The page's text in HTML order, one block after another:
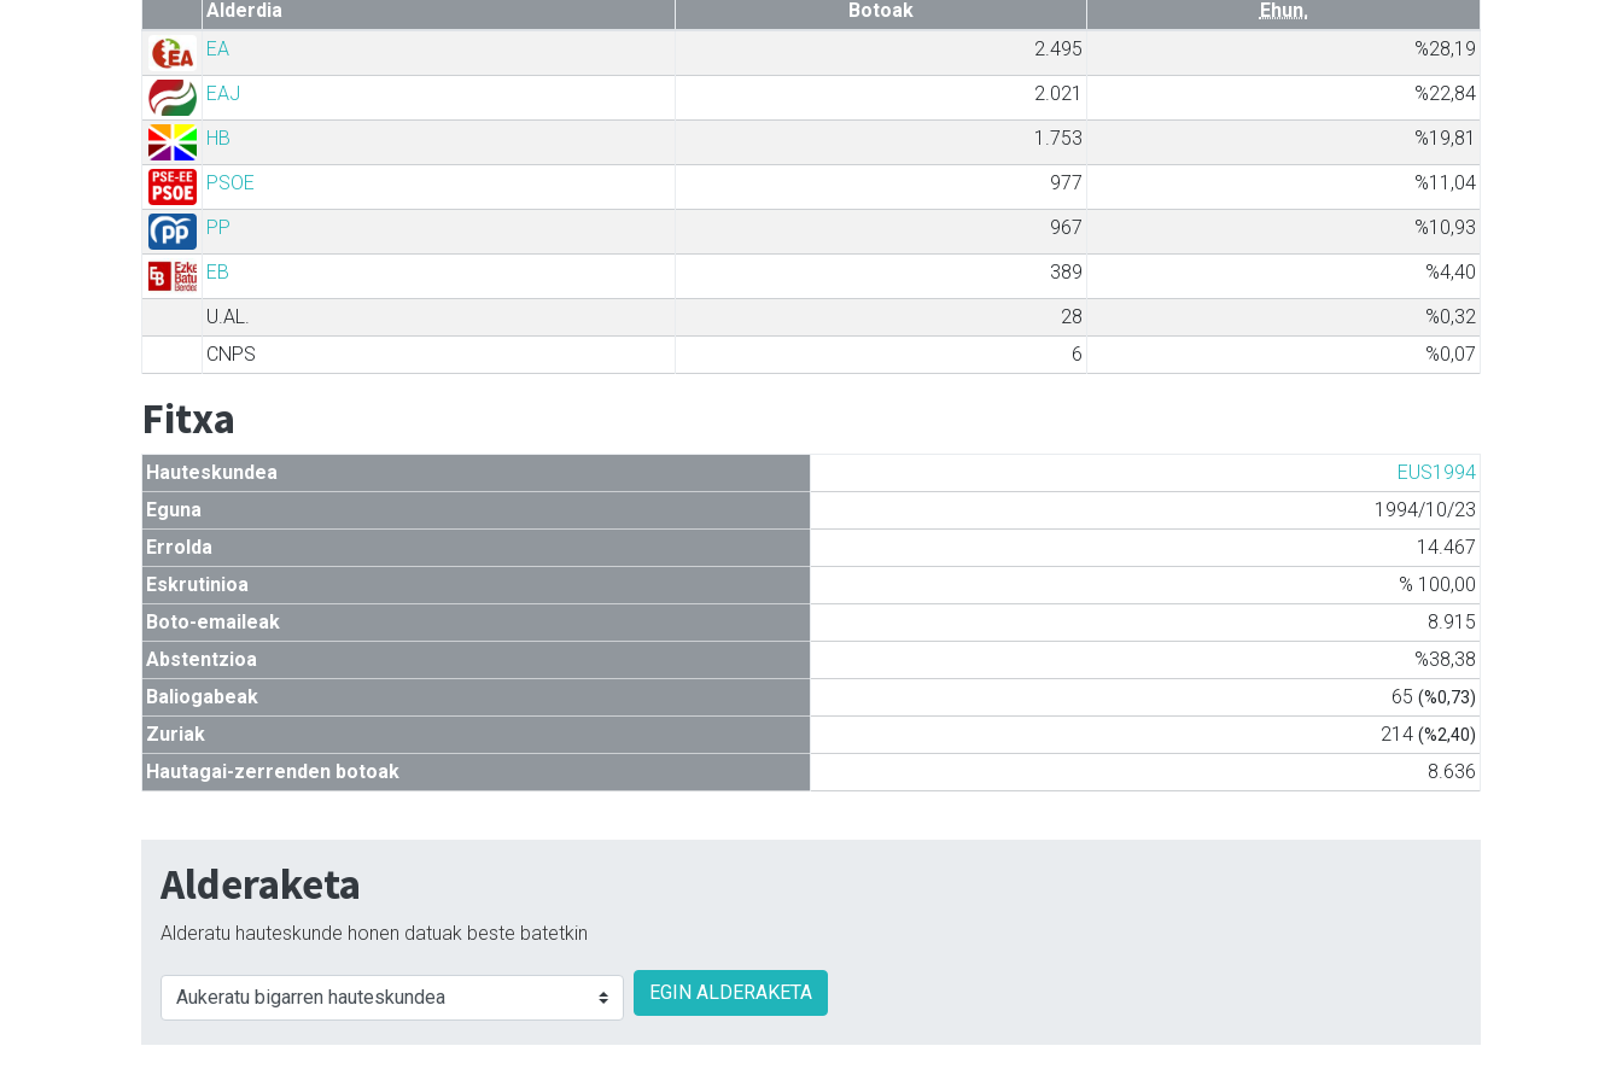
Alderdia Botoak
Ehun.
EA
2.495
%28,19
EAJ
2.021
%22,84
HB
1.753
%19,81
PSOE
977
%11,04
PP
967
%10,93
EB
389
%4,40
U.AL.
28
%0,32
CNPS
6 %0,07
Fitxa
Hauteskundea
EUS1994
Eguna
1994/10/23
Errolda
14.467
Eskrutinioa
% 100,00
Boto-emaileak
8.915
Abstentzioa
%38,38
Baliogabeak
65 (%0,73)
Zuriak 214 (%2,40)
Hautagai-zerrenden botoak 8.636
Alderaketa
Alderatu hauteskunde honen datuak beste batetkin
EGIN ALDERAKETA